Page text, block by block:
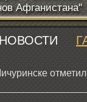
Афганистана"
НОВОСТИ